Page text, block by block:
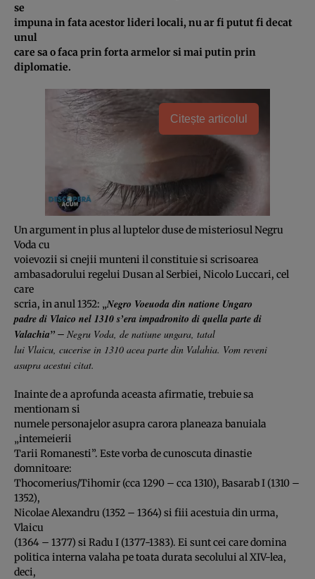
se
impuna in fata acestor lideri locali, nu ar fi putut fi decat
unul
care sa o faca prin forta armelor si mai putin prin
diplomatie.
Citește articolul
Un argument in plus al luptelor duse de misteriosul Negru
Voda cu
voievozii si cnejii munteni il constituie si scrisoarea
ambasadorului regelui Dusan al Serbiei, Nicolo Luccari, cel
care
scria, in anul 1352: „Negro Voeuoda din natione Ungaro
padre di Vlaico nel 1310 s’era impadronito di quella parte di
Valachia” – Negru Voda, de natiune ungara, tatal
lui Vlaicu, cucerise in 1310 acea parte din Valahia. Vom reveni
asupra acestui citat.
Inainte de a aprofunda aceasta afirmatie, trebuie sa
mentionam si
numele personajelor asupra carora planeaza banuiala
„intemeierii
Tarii Romanesti”. Este vorba de cunoscuta dinastie
domnitoare:
Thocomerius/Tihomir (cca 1290 – cca 1310), Basarab I (1310 –
1352),
Nicolae Alexandru (1352 – 1364) si fiii acestuia din urma,
Vlaicu
(1364 – 1377) si Radu I (1377-1383). Ei sunt cei care domina
politica interna valaha pe toata durata secolului al XIV-lea,
deci,